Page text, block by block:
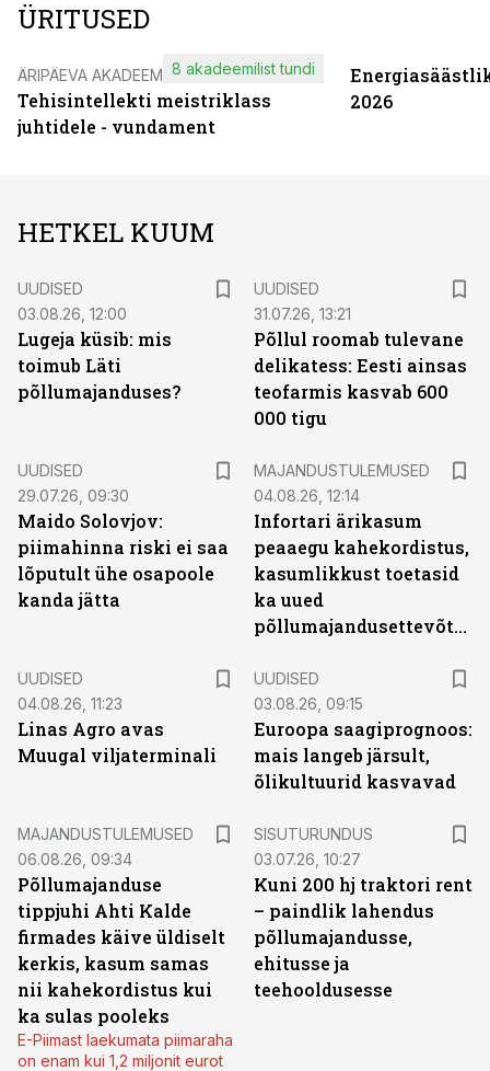
ÜRITUSED
ÄRIPÄEVA AKADEEMIA
Tehisintellekti meistriklass
juhtidele - vundament
8 akadeemilist tundi
2026
HETKEL KUUM
UUDISED
03.08.26, 12:00
Lugeja küsib: mis
toimub Läti
põllumajanduses?
UUDISED
31.07.26, 13:21
Põllul roomab tulevane
delikatess: Eesti ainsas
teofarmis kasvab 600
000 tigu
UUDISED
29.07.26, 09:30
Maido Solovjov:
piimahinna riski ei saa
lõputult ühe osapoole
kanda jätta
MAJANDUSTULEMUSED
04.08.26, 12:14
Infortari ärikasum
peaaegu kahekordistus,
kasumlikkust toetasid
ka uued
põllumajandusettevõtted
UUDISED
04.08.26, 11:23
Linas Agro avas
Muugal viljaterminali
UUDISED
03.08.26, 09:15
Euroopa saagiprognoos:
mais langeb järsult,
õlikultuurid kasvavad
MAJANDUSTULEMUSED
06.08.26, 09:34
Põllumajanduse
tippjuhi Ahti Kalde
firmades käive üldiselt
kerkis, kasum samas
nii kahekordistus kui
ka sulas pooleks
E-Piimast laekumata piimaraha
on enam kui 1,2 miljonit eurot
SISUTURUNDUS
03.07.26, 10:27
Kuni 200 hj traktori rent
– paindlik lahendus
põllumajandusse,
ehitusse ja
teehooldusesse